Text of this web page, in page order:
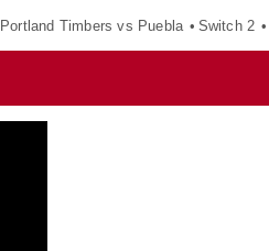
Portland Timbers vs Puebla Switch 2